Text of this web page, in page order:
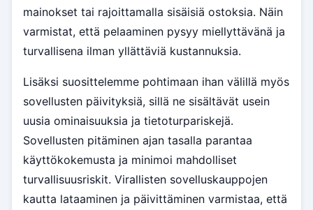
mainokset tai rajoittamalla sisäisiä ostoksia. Näin
varmistat, että pelaaminen pysyy miellyttävänä ja
turvallisena ilman yllättäviä kustannuksia.
Lisäksi suosittelemme pohtimaan ihan välillä myös
sovellusten päivityksiä, sillä ne sisältävät usein
uusia ominaisuuksia ja tietoturpariskejä.
Sovellusten pitäminen ajan tasalla parantaa
käyttökokemusta ja minimoi mahdolliset
turvallisuusriskit. Virallisten sovelluskauppojen
kautta lataaminen ja päivittäminen varmistaa, että